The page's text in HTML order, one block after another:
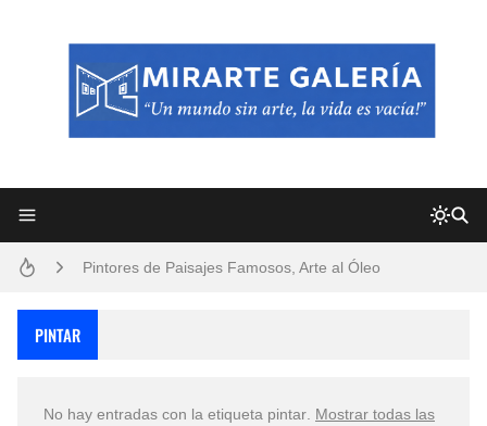
Pintores de Paisajes Famosos, Arte al Óleo
PINTAR
No hay entradas con la etiqueta pintar Mostrar todas las